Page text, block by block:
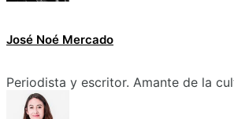
José Noé Mercado
Periodista y escritor. Amante de la